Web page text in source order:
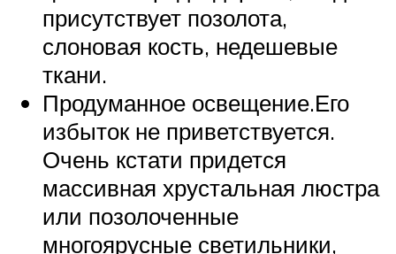
присутствует позолота,
слоновая кость, недешевые
ткани.
Продуманное освещение.Его
избыток не приветствуется.
Очень кстати придется
массивная хрустальная люстра
или позолоченные
многоярусные светильники,